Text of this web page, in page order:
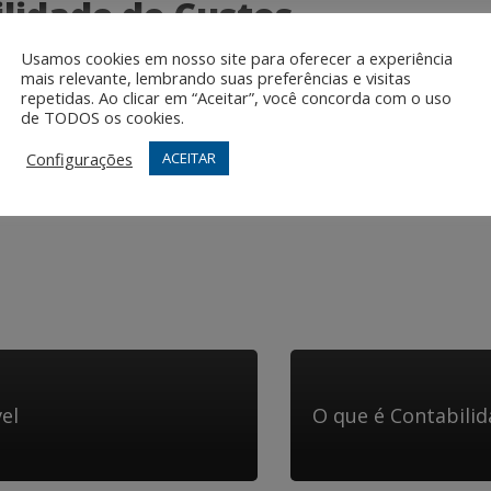
de Custos
para as empresas, tais como: identificação e redução de
tomada de decisões mais assertivas, elaboração de
Com uma gestão baseada em informações precisas e
O que é
Usamos cookies em nosso site para oferecer a experiência
mais relevante, lembrando suas preferências e visitas
repetidas. Ao clicar em “Aceitar”, você concorda com o uso
de TODOS os cookies.
Configurações
ACEITAR